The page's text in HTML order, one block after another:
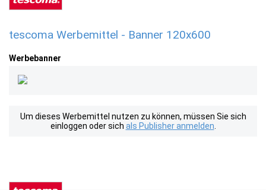
tescoma Werbemittel - Banner 120x600
Werbebanner
Um dieses Werbemittel nutzen zu können, müssen Sie sich
einloggen oder sich als Publisher anmelden